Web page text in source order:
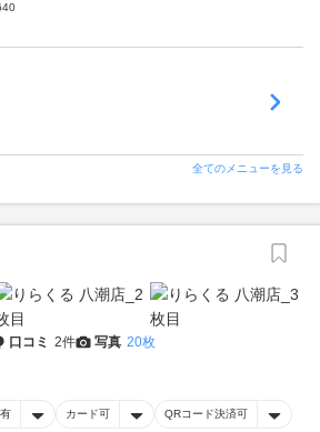
全てのメニューを見る
口コミ 2件 写真 20枚
カード可 QRコード決済可